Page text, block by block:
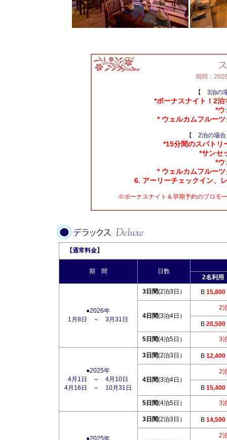
期間：
【 3泊の
*ボーナスナイト！2
*ウ
* ウェルカムフルー
【 2泊の場
*15分間のスパトリ
*サンセ
*ウ
* ウェルカムフルー
6. アーリーチェックイン、
※ボーナスナイト＆早期予約のプロモ
【通常料金】
期 間
日数
2名利用
●2026年
1月8日 ～ 3月31日
3日間(2泊3日） B 15,800
4日間(3泊4日）
2
B 20,500
5日間(4泊5日） 3
●2025年
4月1日 ～ 4月10日
4月16日 ～ 10月31日
3日間(2泊3日） B 12,400
4日間(3泊4日）
2
B 15,400
5日間(4泊5日） 3
●2025年
3日間(2泊3日） B 14,500
2